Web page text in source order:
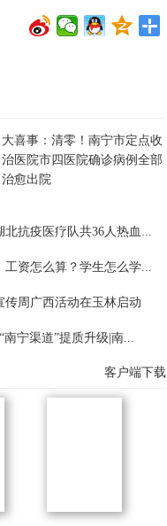
大喜事：清零！南宁市定点收
治医院市四医院确诊病例全部
治愈出院
抗疫医疗队共36人热血...
工资怎么算？学生怎么学...
传周广西活动在玉林启动
南宁渠道”提质升级|南...
客户端下载